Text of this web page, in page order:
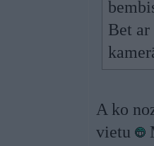
Bet
A ko
vietu